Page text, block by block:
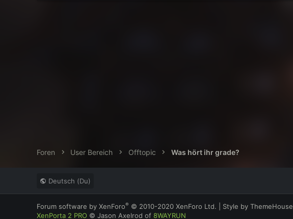
Foren User Bereich Offtopic Was hört ihr grade?
Deutsch (Du)
Forum software by XenForo® © 2010-2020 XenForo Ltd.
Style by ThemeHouse
XenPorta 2 PRO © Jason Axelrod of 8WAYRUN